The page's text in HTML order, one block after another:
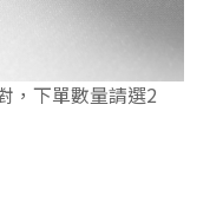
，下單數量請選2